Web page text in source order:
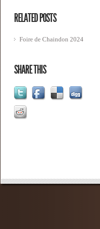
RELATED POSTS
Foire de Chaindon 2024
SHARE THIS